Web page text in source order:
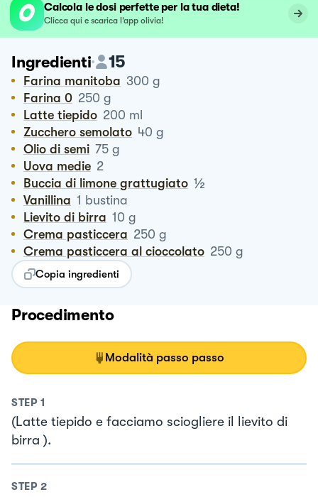
Calcola le dosi perfette per la tua dieta!
Clicca qui e scarica l’app olivia!
Ingredienti 15
Farina manitoba 300 g
Farina 0 250 g
Latte tiepido 200 ml
Zucchero semolato 40 g
Olio di semi 75 g
Uova medie 2
Buccia di limone grattugiato ½
Vanillina 1 bustina
Lievito di birra 10 g
Crema pasticcera 250 g
Crema pasticcera al cioccolato 250 g
Copia ingredienti
Procedimento
Modalità passo passo
STEP 1
(Latte tiepido e facciamo sciogliere il lievito di
birra ).
STEP 2